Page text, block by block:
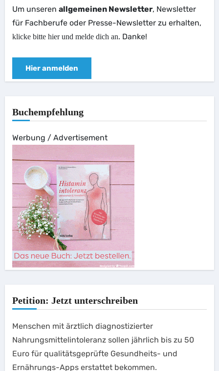
Um unseren allgemeinen Newsletter, Newsletter
für Fachberufe oder Presse-Newsletter zu erhalten,
klicke bitte hier und melde dich an. Danke!
Hier anmelden
Buchempfehlung
Werbung / Advertisement
Petition: Jetzt unterschreiben
Menschen mit ärztlich diagnostizierter
Nahrungsmittelintoleranz sollen jährlich bis zu 50
Euro für qualitätsgeprüfte Gesundheits- und
Ernährungs-Apps erstattet bekommen.